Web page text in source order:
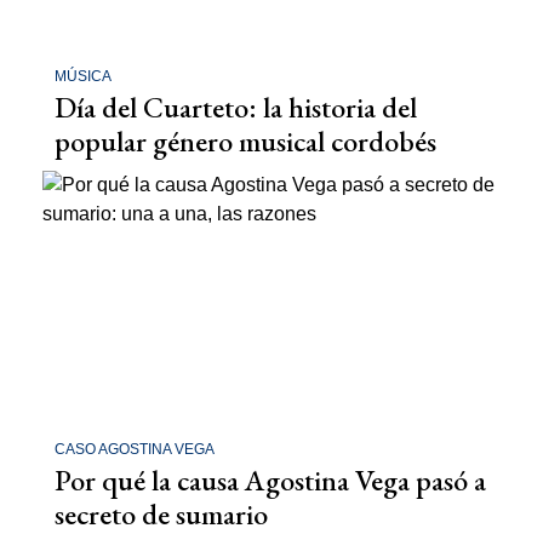
MÚSICA
Día del Cuarteto: la historia del
popular género musical cordobés
CASO AGOSTINA VEGA
Por qué la causa Agostina Vega pasó a
secreto de sumario